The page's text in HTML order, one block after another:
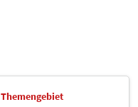
Themengebiet